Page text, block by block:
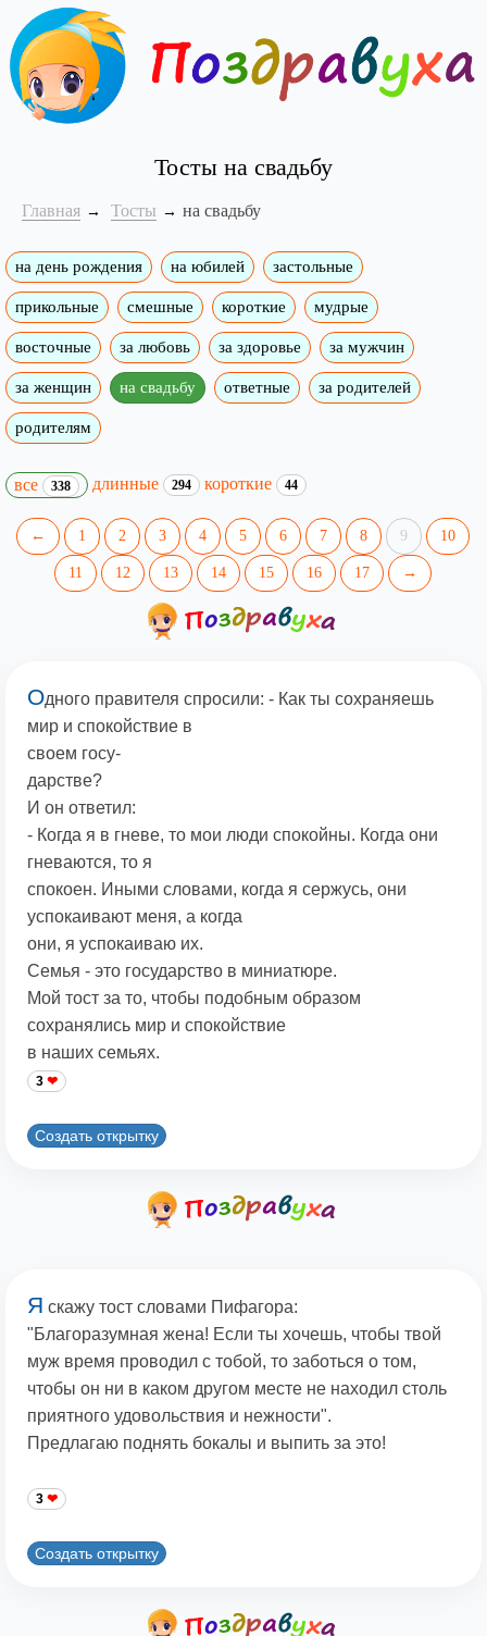
Тосты на свадьбу
Главная Тосты на свадьбу
на день рождения на юбилей застольные
прикольные смешные короткие мудрые
восточные за любовь за здоровье за мужчин
за женщин на свадьбу ответные за родителей
родителям
все 338 длинные 294 короткие 44
← 1 2 3 4 5 6 7 8 9 10
11 12 13 14 15 16 17 →
Одного правителя спросили: - Как ты сохраняешь
мир и спокойствие в
своем госу-
дарстве?
И он ответил:
- Когда я в гневе, то мои люди спокойны. Когда они
гневаются, то я
спокоен. Иными словами, когда я сержусь, они
успокаивают меня, а когда
они, я успокаиваю их.
Семья - это государство в миниатюре.
Мой тост за то, чтобы подобным образом
сохранялись мир и спокойствие
в наших семьях.
3
Создать открытку
Я скажу тост словами Пифагора:
"Благоразумная жена! Если ты хочешь, чтобы твой
муж время проводил с тобой, то заботься о том,
чтобы он ни в каком другом месте не находил столь
приятного удовольствия и нежности".
Предлагаю поднять бокалы и выпить за это!
3
Создать открытку